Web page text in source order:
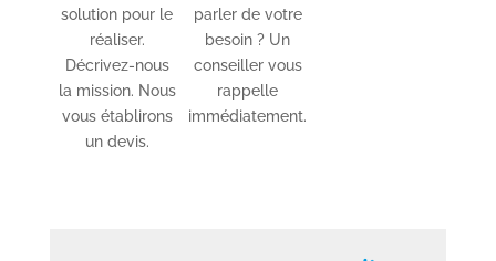
solution pour le
réaliser.
Décrivez-nous
la mission. Nous
vous établirons
un devis.
parler de votre
besoin ? Un
conseiller vous
rappelle
immédiatement.